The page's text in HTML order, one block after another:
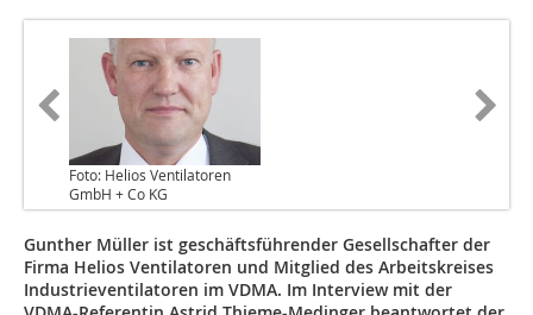
Foto: Helios Ventilatoren
GmbH + Co KG
Gunther Müller ist geschäftsführender Gesellschafter der
Firma Helios Ventilatoren und Mitglied des Arbeitskreises
Industrieventilatoren im VDMA. Im Interview mit der